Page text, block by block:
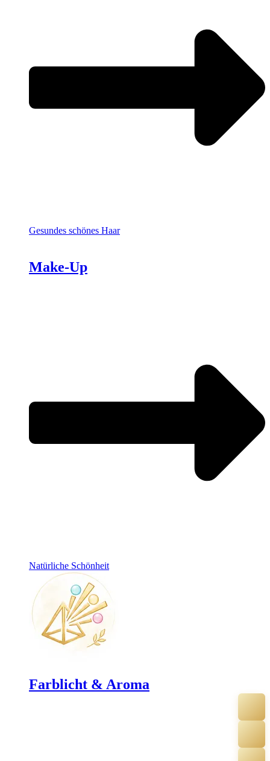
Gesundes schönes Haar
Make-Up
Natürliche Schönheit
Farblicht & Aroma